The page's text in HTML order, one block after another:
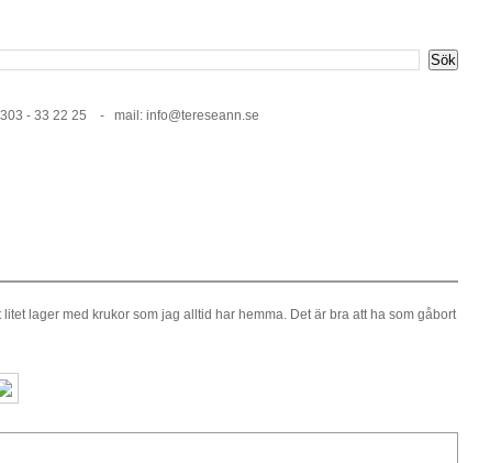
- mail: info@tereseann.se
lager med krukor som jag alltid har hemma. Det är bra att ha som gåbort